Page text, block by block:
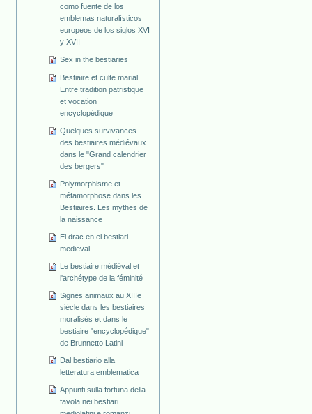
como fuente de los
emblemas naturalísticos
europeos de los siglos XVI
y XVII
Sex in the bestiaries
Bestiaire et culte marial.
Entre tradition patristique
et vocation
encyclopédique
Quelques survivances
des bestiaires médiévaux
dans le "Grand calendrier
des bergers"
Polymorphisme et
métamorphose dans les
Bestiaires. Les mythes de
la naissance
El drac en el bestiari
medieval
Le bestiaire médiéval et
l'archétype de la féminité
Signes animaux au XIIIe
siècle dans les bestiaires
moralisés et dans le
bestiaire "encyclopédique"
de Brunnetto Latini
Dal bestiario alla
letteratura emblematica
Appunti sulla fortuna della
favola nei bestiari